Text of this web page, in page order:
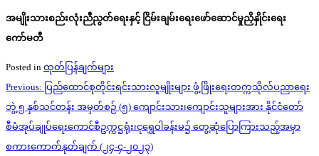
အမျိုးသားစည်းလုံးညီညွတ်ရေးနှင့် ငြိမ်းချမ်းရေးဖော်ဆောင်မှုညှိနှိုင်းရေး
ကော်မတီ
Posted in ထုတ်ပြန်ချက်များ
Post
navigation
Previous: ပြည်ထောင်စုတိုင်းရင်းသားလူမျိုးများ ဖွံ့ဖြိုးရေးတက္ကသိုလ်ပညာရေး
ဘွဲ့ ၅ နှစ်သင်တန်း အမှတ်စဉ် (၅) ကျောင်းသား၊ကျောင်းသူများအား နိုင်ငံတော်
စီမံအုပ်ချုပ်ရေးကောင်စီဥက္ကဋ္ဌရုံး၊ငုရွှေဝါခန်းမ၌ တွေ့ဆုံပြောကြားသည့်အမှာ
စကားကောက်နုတ်ချက် (၂၄-၄-၂၀၂၃)